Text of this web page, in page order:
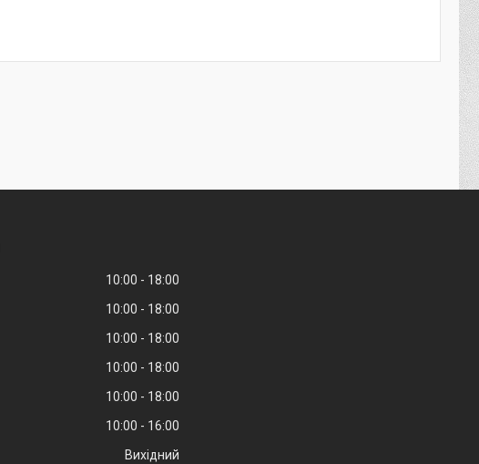
10:00
18:00
10:00
18:00
10:00
18:00
10:00
18:00
10:00
18:00
10:00
16:00
Вихідний